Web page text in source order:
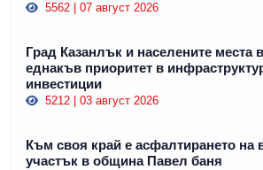
5562 | 07 август 2026
Град Казанлък и населените места
еднакъв приоритет в
инвестиции
5212 | 03 август 2026
Към своя край е асфалтирането на
участък в община Павел баня